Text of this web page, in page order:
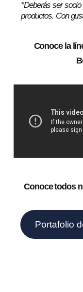
*Deberás ser
productos. Con
Conoce la
Conoce todos
Portafolio